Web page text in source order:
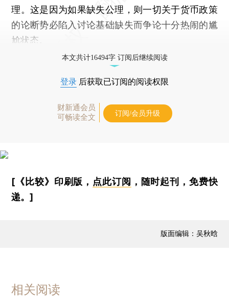
理。这是因为如果缺失公理，则一切关于货币政策
的论断势必陷入讨论基础缺失而争论十分热闹的尴
尬状态。
本文共计16494字 订阅后继续阅读
登录 后获取已订阅的阅读权限
财新通会员
可畅读全文
订阅/会员升级
[《比较》印刷版， 点此订阅 ，随时起刊，免费快
递。]
版面编辑：吴秋晗
相关阅读